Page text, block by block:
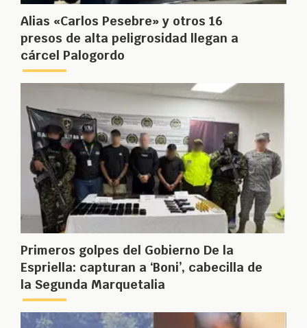
Alias «Carlos Pesebre» y otros 16
presos de alta peligrosidad llegan a
cárcel Palogordo
Primeros golpes del Gobierno De la
Espriella: capturan a ‘Boni’, cabecilla de
la Segunda Marquetalia